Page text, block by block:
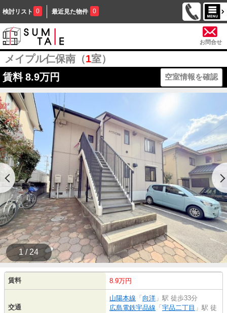
検討リスト 0 最近見た物件 0
お問合せ
メイプル仁保南（1室）
賃料 8.9万円 空室情報を確認
1 / 24
賃料 8.9万円
交通
山陽本線 「 向洋 」駅 徒歩33分
広島電鉄宇品線 「 宇品二丁目 」駅 徒